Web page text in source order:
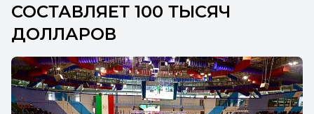
СОСТАВЛЯЕТ 100 ТЫСЯЧ
ДОЛЛАРОВ